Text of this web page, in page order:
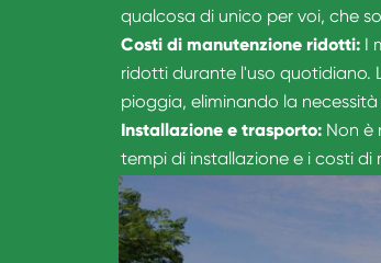
qualcosa di unico per voi, che
Costi di manutenzione ridotti: I
ridotti durante l'uso quotidiano.
pioggia, eliminando la
Installazione e trasporto: Non è
tempi di installazione e i costi di